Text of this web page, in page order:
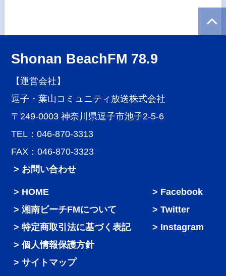
Shonan BeachFM 78.9
【運営会社】
逗子・葉山コミュニティ放送株式会社
〒249-0003 神奈川県逗子市池子2-5-6
TEL：046-870-3313
FAX：046-870-3323
> お問い合わせ
HOME
湘南ビーチFMについて
特定商取引法に基づく表記
個人情報保護方針
サイトマップ
Facebook
Twitter
Instagram